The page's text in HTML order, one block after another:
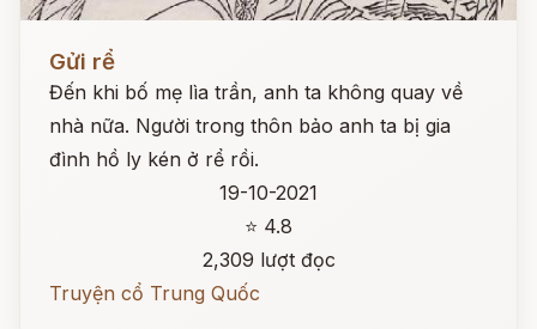
Gửi rể
Đến khi bố mẹ lìa trần, anh ta không quay về
nhà nữa. Người trong thôn bảo anh ta bị gia
đình hồ ly kén ở rể rồi.
19-10-2021
⭐ 4.8
2,309 lượt đọc
Truyện cổ Trung Quốc